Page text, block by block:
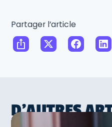
Partager l’article
D'AUTRES